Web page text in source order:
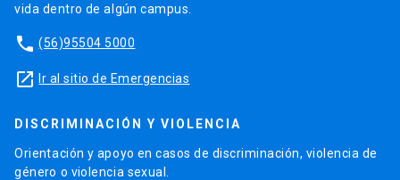
vida dentro de algún campus.
phone (56)95504 5000
launch Ir al sitio de Emergencias
DISCRIMINACIÓN Y VIOLENCIA
Orientación y apoyo en casos de discriminación, violencia de
género o violencia sexual.